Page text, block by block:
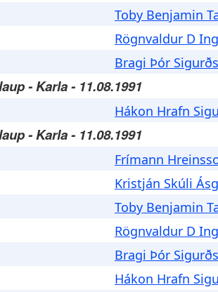
Toby Benjamin
Rögnvaldur D
Bragi Þór
- Karla - 11.08.1991
Hákon Hrafn
- Karla - 11.08.1991
Frímann
Kristján Skúli
Toby Benjamin
Rögnvaldur D
Bragi Þór
Hákon Hrafn